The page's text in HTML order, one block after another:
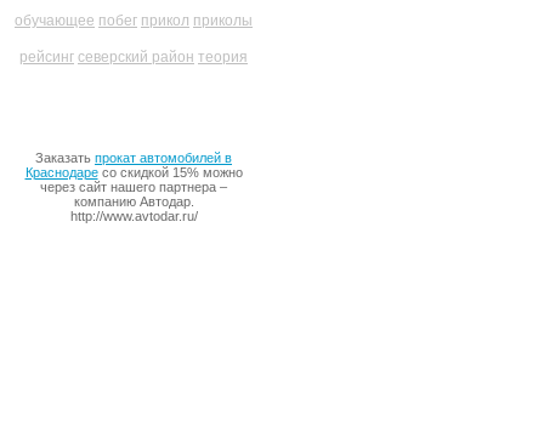
обучающее побег прикол приколы
рейсинг северский район теория
Заказать прокат автомобилей в
Краснодаресо скидкой 15% можно
через сайт нашего партнера –
компанию Автодар.
http://www.avtodar.ru/